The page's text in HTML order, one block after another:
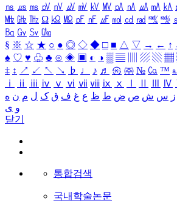
㎱ ㎲ ㎳ ㎴ ㎵ ㎶ ㎷ ㎸ ㎹ ㎀ ㎁ ㎂ ㎃ ㎄
㎒ ㎓ ㎔ Ω ㏀ ㏁ ㎊ ㎋ ㎌ ㏖ ㏅ ㎭ ㎮ ㎯
㏃ ㏉ ㏜ ㏆
§ ※ ☆ ★ ○ ● ◎ ◇ ◆ □ ■ △ ▽ → ← ↑
♠ ♡ ♥ ♧ ♣ ⊙ ◈ ▣ ◐ ◑ ▒ ▤ ▨ ▧ ▦
‡ ↕ ↗ ↙ ↖ ↘ ♭ ♩ ♪ ♬ ㉿ ㈜ № ㏇ ™
ⅰ
ⅱ ⅲ ⅳ ⅴ ⅵ ⅶ ⅷ ⅸ ⅹ Ⅳ
ز س ش ص ض ط ظ ع غ ف ق ک ل م ن ه
و ی
닫기
통합검색
국내학술논문